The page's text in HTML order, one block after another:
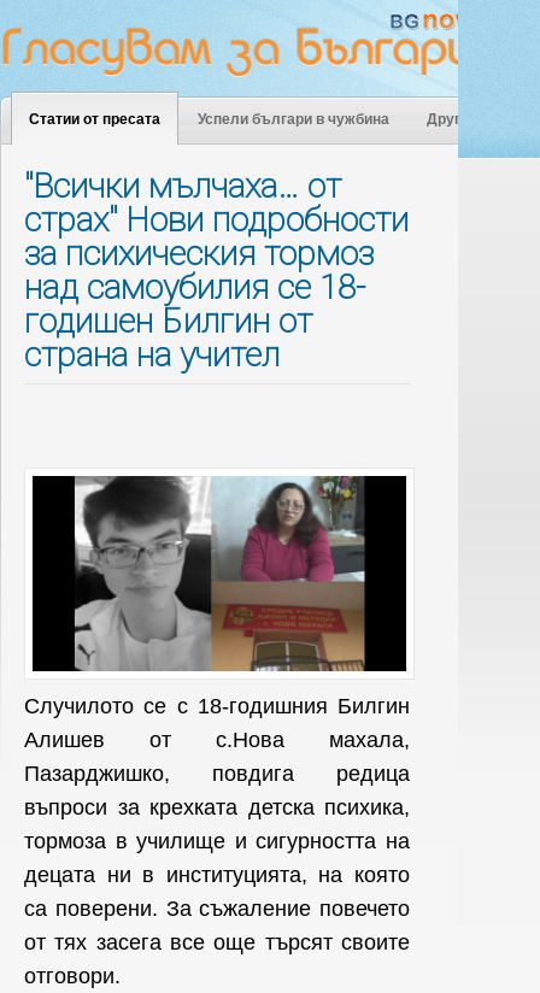
Статии от пресата Успели българи в чужбина Други
"Всички мълчаха… от
страх" Нови подробности
за психическия тормоз
над самоубилия се 18-
годишен Билгин от
страна на учител
Случилото се с 18-годишния Билгин
Алишев от с.Нова махала,
Пазарджишко, повдига редица
въпроси за крехката детска психика,
тормоза в училище и сигурността на
децата ни в институцията, на която
са поверени. За съжаление повечето
от тях засега все още търсят своите
отговори.